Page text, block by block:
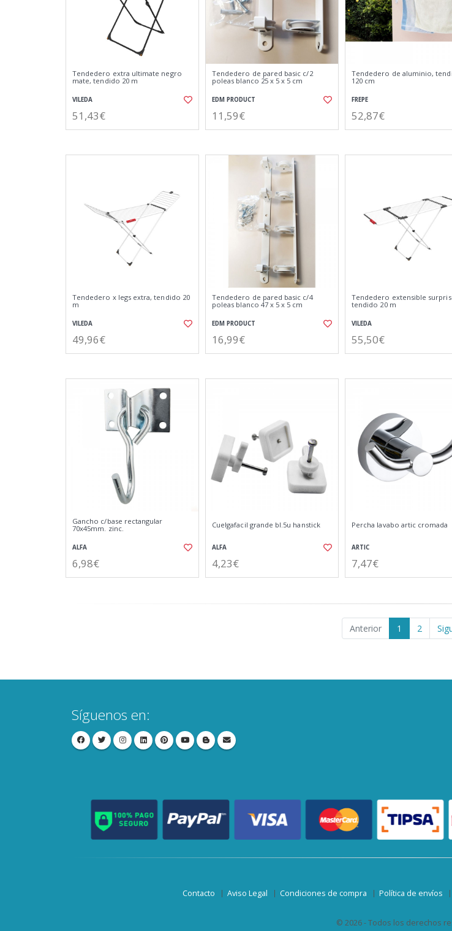
Tendedero extra ultimate negro
mate, tendido 20 m
VILEDA
51,43€
Tendedero de pared basic c/2
poleas blanco 25 x 5 x 5 cm
EDM PRODUCT
11,59€
Tendedero de aluminio,
120 cm
FREPE
52,87€
Tendedero x legs extra, tendido 20
m
VILEDA
49,96€
Tendedero de pared basic c/4
poleas blanco 47 x 5 x 5 cm
EDM PRODUCT
16,99€
Tendedero extensible
tendido 20 m
VILEDA
55,50€
Gancho c/base rectangular
70x45mm. zinc.
ALFA
6,98€
Cuelgafacil grande bl.5u hanstick
ALFA
4,23€
Percha lavabo artic cromada
ARTIC
7,47€
Anterior 1 2
Síguenos en:
Contacto Aviso Legal Condiciones de compra Política de envíos
© 2026 - Todos los derechos